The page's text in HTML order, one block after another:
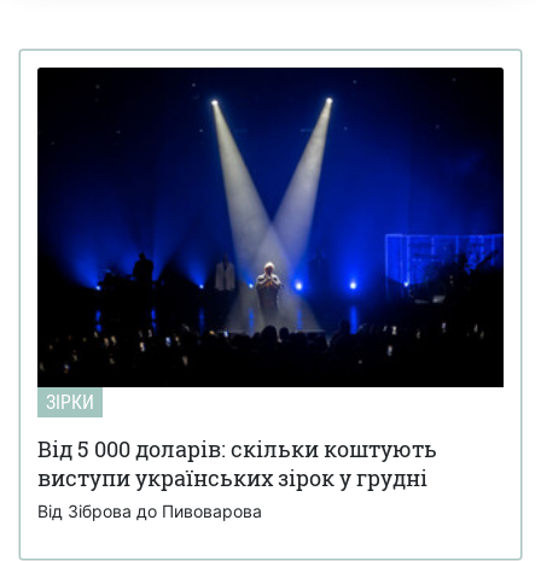
ЗІРКИ
Від 5 000 доларів: скільки коштують
виступи українських зірок у грудні
Від Зіброва до Пивоварова